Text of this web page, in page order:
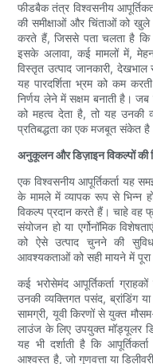
फीडबैक तंत्र विश्वसनीय
की समीक्षाओं और चिंताओं को खुले
करते हैं, जिससे पता चलता है कि
इसके अलावा, कई मामलों में,
विस्तृत उत्पाद जानकारी, देखभाल
यह पारदर्शिता भ्रम को कम
निर्णय लेने में सक्षम बनाती है। जब
को महत्व देता है, तो यह उनकी
प्रतिबद्धता का एक मजबूत संकेत
अनुकूलन और डिज़ाइन विकल्पों की
एक विश्वसनीय आपूर्तिकर्ता यह
के मामले में व्यापक रूप से भिन्न
विकल्प प्रदान करते हैं। चाहे वह
संयोजन हो या एर्गोनॉमिक
को ऐसे उत्पाद चुनने की
आवश्यकताओं को सही मायने में
कई भरोसेमंद आपूर्तिकर्ता
उनकी व्यक्तिगत पसंद, ब्रांडिंग
सामग्री, यूवी किरणों से युक्त
लाउंज के लिए उपयुक्त मॉड्यूलर
यह भी दर्शाती है कि
आश्वस्त है, जो गुणवत्ता या